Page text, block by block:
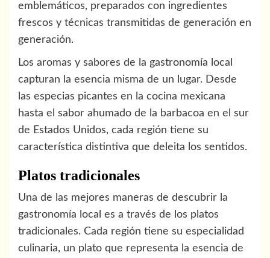
emblemáticos, preparados con ingredientes
frescos y técnicas transmitidas de generación en
generación.
Los aromas y sabores de la gastronomía local
capturan la esencia misma de un lugar. Desde
las especias picantes en la cocina mexicana
hasta el sabor ahumado de la barbacoa en el sur
de Estados Unidos, cada región tiene su
característica distintiva que deleita los sentidos.
Platos tradicionales
Una de las mejores maneras de descubrir la
gastronomía local es a través de los platos
tradicionales. Cada región tiene su especialidad
culinaria, un plato que representa la esencia de